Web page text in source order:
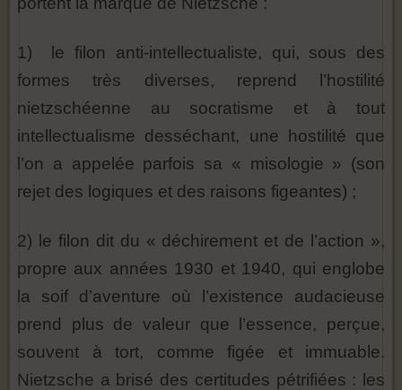
1) le filon anti-intellectualiste, qui, sous des
formes très diverses, reprend l’hostilité
nietzschéenne au socratisme et à tout
intellectualisme desséchant, une hostilité que
l’on a appelée parfois sa « misologie » (son
rejet des logiques et des raisons figeantes) ;
2) le filon dit du « déchirement et de l’action »,
propre aux années 1930 et 1940, qui englobe
la soif d’aventure où l’existence audacieuse
prend plus de valeur que l’essence, perçue,
souvent à tort, comme figée et immuable.
Nietzsche a brisé des certitudes pétrifiées : les